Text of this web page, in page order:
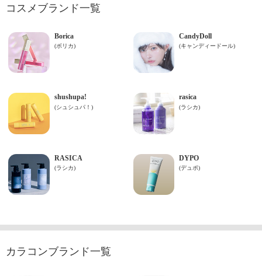
コスメブランド一覧
カラコンブランド一覧